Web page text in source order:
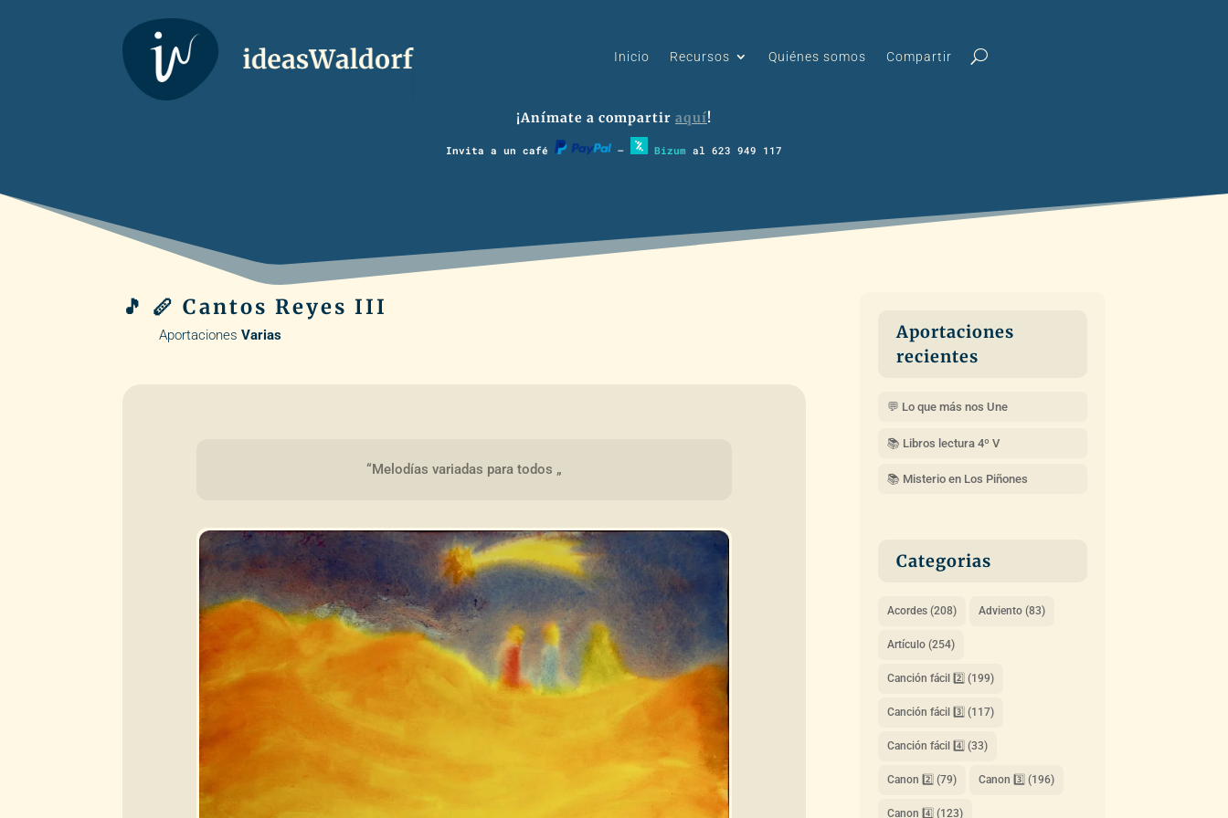
Inicio Recursos Quiénes somos Compartir
¡Anímate a compartir aquí!
Invita a un café – Bizum al 623 949 117
🎵 🪈 Cantos Reyes III
AportacionesVarias
“Melodías variadas para todos „
Aportaciones
recientes
💬 Lo que más nos Une
📚 Libros lectura 4º V
📚 Misterio en Los Piñones
Categorias
Acordes(208) Adviento(83)
Artículo(254)
Canción fácil 2️⃣ (199)
Canción fácil 3️⃣ (117)
Canción fácil 4️⃣ (33)
Canon 2️⃣ (79) Canon 3️⃣ (196)
Canon 4️⃣ (123)